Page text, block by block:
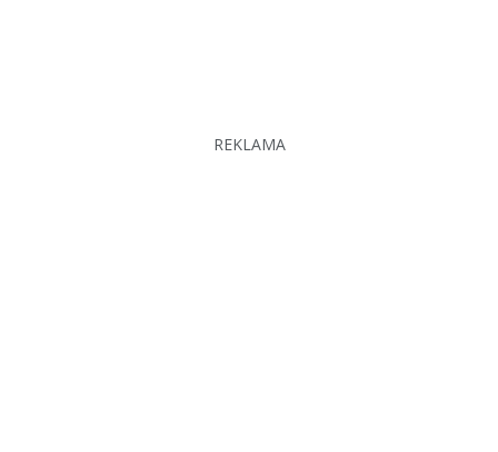
REKLAMA